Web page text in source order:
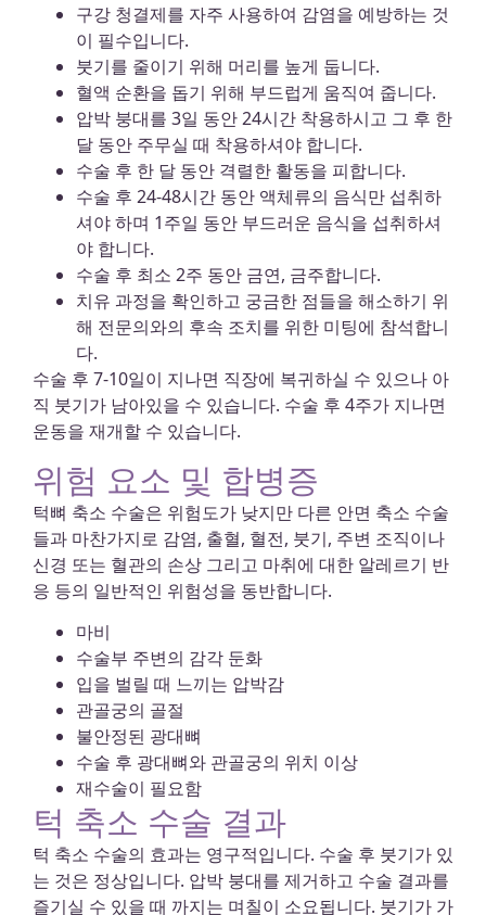
구강 청결제를 자주 사용하여 감염을 예방하는 것
이 필수입니다.
붓기를 줄이기 위해 머리를 높게 둡니다.
혈액 순환을 돕기 위해 부드럽게 움직여 줍니다.
압박 붕대를 3일 동안 24시간 착용하시고 그 후 한
달 동안 주무실 때 착용하셔야 합니다.
수술 후 한 달 동안 격렬한 활동을 피합니다.
수술 후 24-48시간 동안 액체류의 음식만 섭취하
셔야 하며 1주일 동안 부드러운 음식을 섭취하셔
야 합니다.
수술 후 최소 2주 동안 금연, 금주합니다.
치유 과정을 확인하고 궁금한 점들을 해소하기 위
해 전문의와의 후속 조치를 위한 미팅에 참석합니
다.
수술 후 7-10일이 지나면 직장에 복귀하실 수 있으나 아
직 붓기가 남아있을 수 있습니다. 수술 후 4주가 지나면
운동을 재개할 수 있습니다.
위험 요소 및 합병증
턱뼈 축소 수술은 위험도가 낮지만 다른 안면 축소 수술
들과 마찬가지로 감염, 출혈, 혈전, 붓기, 주변 조직이나
신경 또는 혈관의 손상 그리고 마취에 대한 알레르기 반
응 등의 일반적인 위험성을 동반합니다.
마비
수술부 주변의 감각 둔화
입을 벌릴 때 느끼는 압박감
관골궁의 골절
불안정된 광대뼈
수술 후 광대뼈와 관골궁의 위치 이상
재수술이 필요함
턱 축소 수술 결과
턱 축소 수술의 효과는 영구적입니다. 수술 후 붓기가 있
는 것은 정상입니다. 압박 붕대를 제거하고 수술 결과를
즐기실 수 있을 때 까지는 며칠이 소요됩니다. 붓기가 가